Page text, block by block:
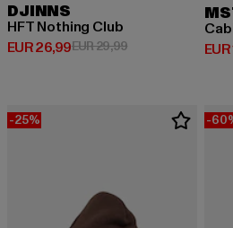
DJINNS
HFT Nothing Club
EUR 26,99
Derzeitiger Preis: EUR 26,99
EUR 29,99Aktionspreis: EUR
-25% -